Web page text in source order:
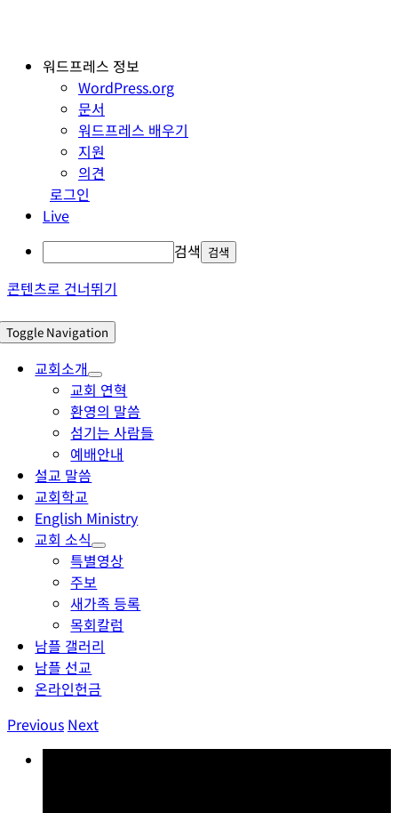
워드프레스 정보
WordPress.org
문서
워드프레스 배우기
지원
의견
로그인
Live
검색
콘텐츠로 건너뛰기
Toggle Navigation
교회소개
교회 연혁
환영의 말씀
섬기는 사람들
예배안내
설교 말씀
교회학교
English Ministry
교회 소식
특별영상
주보
새가족 등록
목회칼럼
남플 갤러리
남플 선교
온라인헌금
Previous Next